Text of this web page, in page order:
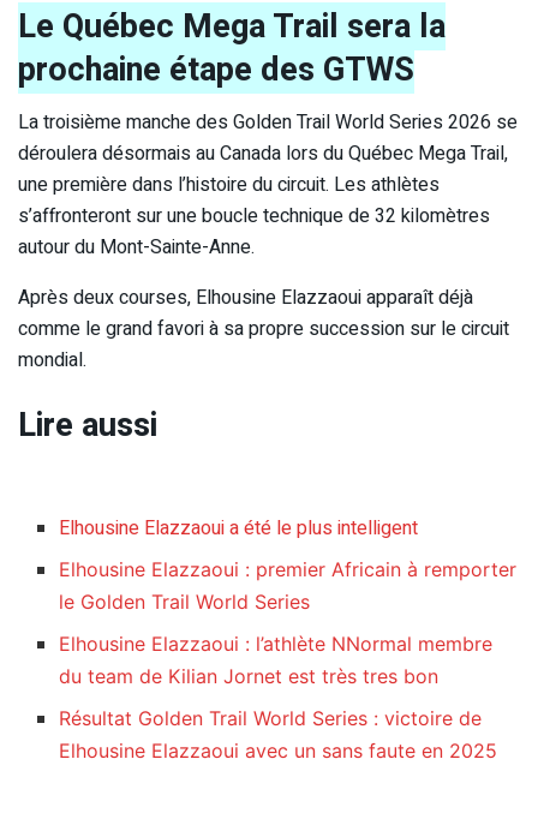
Le Québec Mega Trail sera la
prochaine étape des GTWS
La troisième manche des Golden Trail World Series 2026 se
déroulera désormais au Canada lors duQuébec Mega Trail,
une première dans l’histoire du circuit. Les athlètes
s’affronteront sur une boucle technique de 32 kilomètres
autour du Mont-Sainte-Anne.
Après deux courses, Elhousine Elazzaoui apparaît déjà
comme le grand favori à sa propre succession sur le circuit
mondial.
Lire aussi
Elhousine Elazzaoui a été le plus intelligent
Elhousine Elazzaoui : premier Africain à remporter
le Golden Trail World Series
Elhousine Elazzaoui : l’athlète NNormal membre
du team de Kilian Jornet est très tres bon
Résultat Golden Trail World Series : victoire de
Elhousine Elazzaoui avec un sans faute en 2025